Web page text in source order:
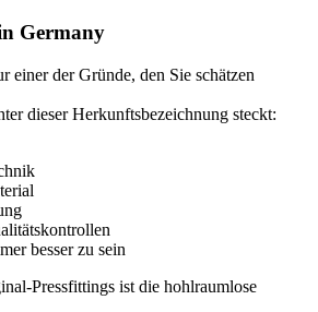
Germany
einer der Gründe, den Sie schätzen
dieser Herkunftsbezeichnung steckt:
besser zu sein
Pressfittings ist die hohlraumlose